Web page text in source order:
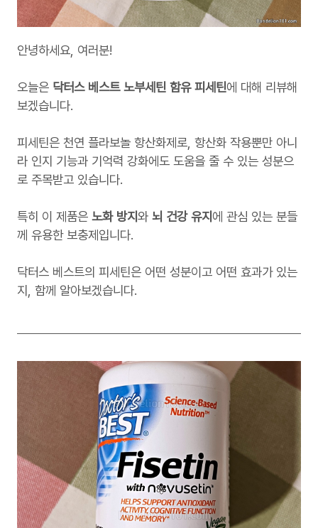
안녕하세요, 여러분!
오늘은 닥터스 베스트 노부세틴 함유 피세틴에 대해 리뷰해
보겠습니다.
피세틴은 천연 플라보놀 항산화제로, 항산화 작용뿐만 아니
라 인지 기능과 기억력 강화에도 도움을 줄 수 있는 성분으
로 주목받고 있습니다.
특히 이 제품은 노화 방지와 뇌 건강 유지 에 관심 있는 분들
께 유용한 보충제입니다.
닥터스 베스트의 피세틴은 어떤 성분이고 어떤 효과가 있는
지, 함께 알아보겠습니다.